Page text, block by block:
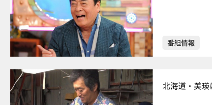
番組情報
北海道・美